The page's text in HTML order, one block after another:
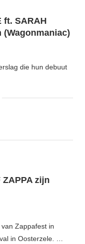
ft. SARAH
(Wagonmaniac)
die hun debuut
ZAPPA zijn
Zappafest in
in Oosterzele. …